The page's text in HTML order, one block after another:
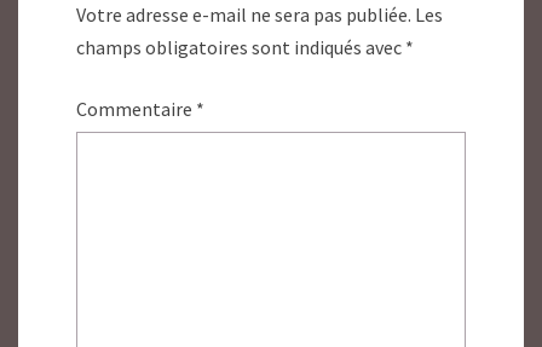
Votre adresse e-mail ne sera pas publiée. Les
champs obligatoires sont indiqués avec *
Commentaire *